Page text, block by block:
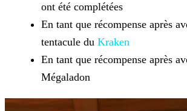
ont été complétées
En tant que récompense après
tentacule du Kraken
En tant que récompense après
Mégaladon